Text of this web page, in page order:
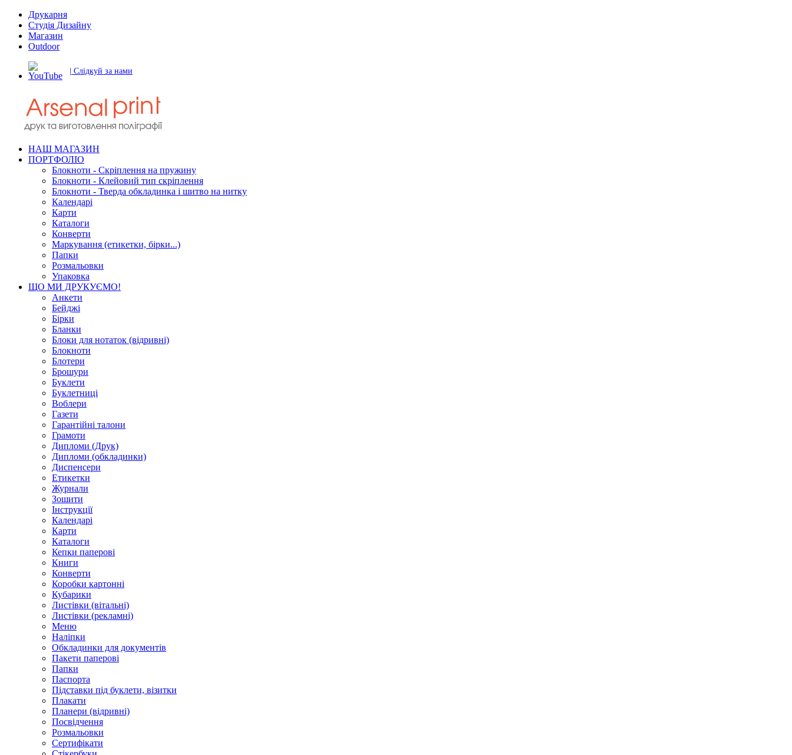
Друкарня
Студія Дизайну
Магазин
Outdoor
| Слідкуй за нами
НАШ МАГАЗИН
ПОРТФОЛІО
Блокноти - Скріплення на пружину
Блокноти - Клейовий тип скріплення
Блокноти - Тверда обкладинка і шитво на нитку
Календарі
Карти
Каталоги
Конверти
Маркування (етикетки, бірки...)
Папки
Розмальовки
Упаковка
ЩО МИ ДРУКУЄМО!
Анкети
Бейджі
Бірки
Бланки
Блоки для нотаток (відривні)
Блокноти
Блотери
Брошури
Буклети
Буклетниці
Воблери
Газети
Гарантійні талони
Грамоти
Дипломи (Друк)
Дипломи (обкладинки)
Диспенсери
Етикетки
Журнали
Зошити
Інструкції
Календарі
Карти
Каталоги
Кепки паперові
Книги
Конверти
Коробки картонні
Кубарики
Листівки (вітальні)
Листівки (рекламні)
Меню
Наліпки
Обкладинки для документів
Пакети паперові
Папки
Паспорта
Підставки під буклети, візитки
Плакати
Планери (відривні)
Посвідчення
Розмальовки
Сертифікати